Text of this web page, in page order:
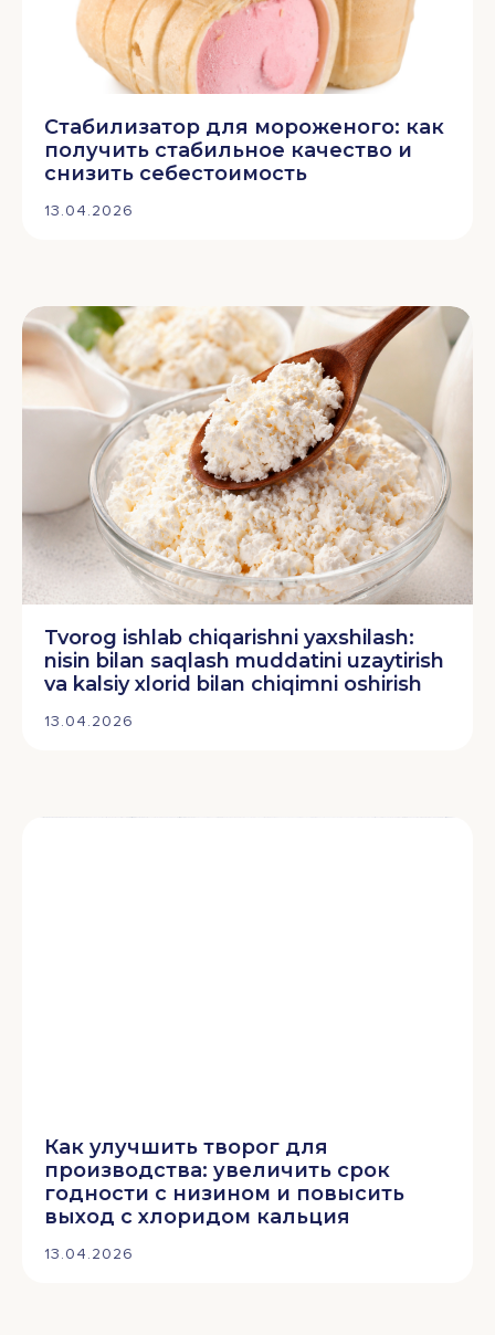
Стабилизатор для мороженого: как
получить стабильное качество и
снизить себестоимость
13.04.2026
Tvorog ishlab chiqarishni yaxshilash:
nisin bilan saqlash muddatini uzaytirish
va kalsiy xlorid bilan chiqimni oshirish
13.04.2026
Как улучшить творог для
производства: увеличить срок
годности с низином и повысить
выход с хлоридом кальция
13.04.2026